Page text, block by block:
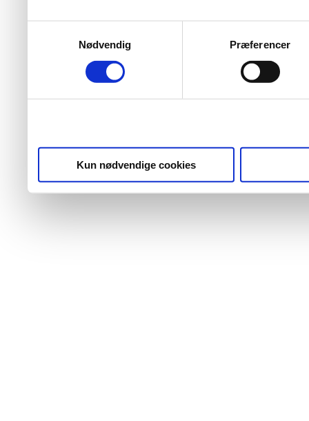
Nødvendig
Præferencer
Kun nødvendige cookies